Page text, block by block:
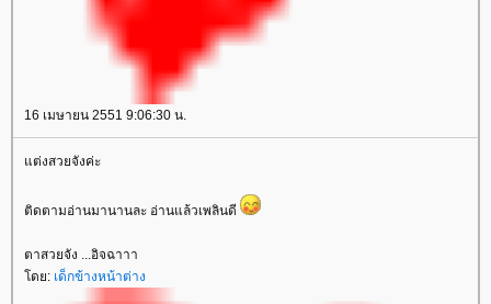
16 เมษายน 2551 9:06:30 น.
ต่งสวยจังค่ะ
ติดตามอ่านมานานละ อ่านแล้วเพลินดี
ตาสวยจัง ...อิจฉาาา
ดย: เด็กข้างหน้าต่าง